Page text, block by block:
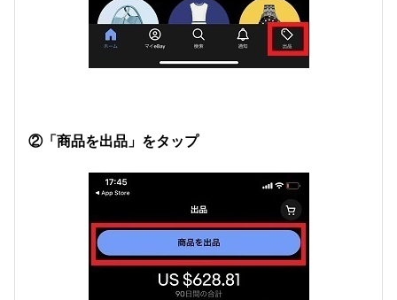
②「商品を出品」をタップ